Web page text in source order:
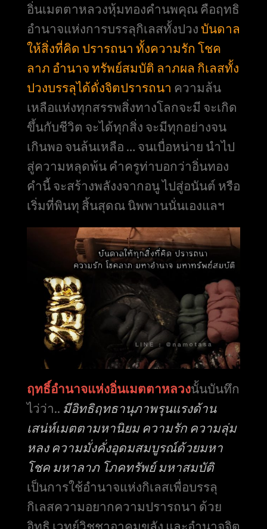
อิ่นเมตตาหลวงหุ้มทองคำนพคุณ คือฤทธิ
อำนาจแห่งการบรรลุกิเลสทั้งปวง บันดาล
ให้สิ่งที่คิด ปรารถนา ทั้งความรัก โชค
ลาภ อำนาจ ทรัพย์สมบัติ ลาภผล กิเลสทั้ง
ปวงบรรลุได้ดั่งจิตปรารถนา ความล้น
เหลือแห่งทุกสรรพสิ่งทางโลกจะมี จะเกิด
ขึ้นกับชีวิต จะได้ทุกสิ่ง จะมีทุกอย่างจน
เกินพอ จนล้นเหลือ … จนเบื่อหน่าย นำไป
สู่ความหลุดพ้น คำครูท่าบอกว่าอิ่นทอง
คำนี้ จะสร้างพลังงจากอนู ไปสู่อนันต์ หรือ
เริ่มที่พินทุ สิ้นสุดณ นิพพานนั่นเองแลฯ
ฤทธิ์อำนาจแห่งอิ่นเมตตาหลวงนั้นบันทึก
ไว่ว่า.. มีอิทธิฤทธานุภาพรุนแรงด้าน
เสน่ห์เมตตามหานิยม ความรัก ความลุ่ม
หลง ความมั่งคั่งอุดมสมบูรณ์ด้วยมหา
โชค มหาลาภ โภคทรัพย์ มหาสมบัติ
เป็นการใช้อำนาจแห่งกิเลสเพื่อบรรลุ
กิเลสความอยากความปรารถนา ด้วย
อิทธิ เวทย์วิชชาอาคมขลัง และอำนาจจิต